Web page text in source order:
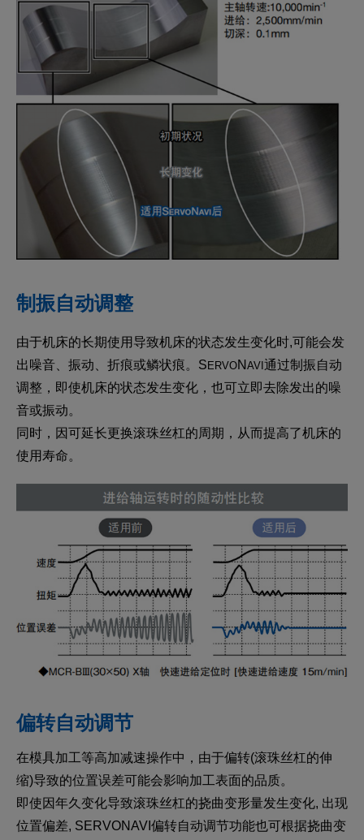
制振自动调整
由于机床的长期使用导致机床的状态发生变化时,可能会发
出噪音、振动、折痕或鳞状痕。S ERVON AVI 通过制振自动
调整，即使机床的状态发生变化，也可立即去除发出的噪
音或振动。
同时，因可延长更换滚珠丝杠的周期，从而提高了机床的
使用寿命。
偏转自动调节
在模具加工等高加减速操作中，由于偏转(滚珠丝杠的伸
缩)导致的位置误差可能会影响加工表面的品质。
即使因年久变化导致滚珠丝杠的挠曲变形量发生变化, 出现
位置偏差, SERVONAVI偏转自动调节功能也可根据挠曲变